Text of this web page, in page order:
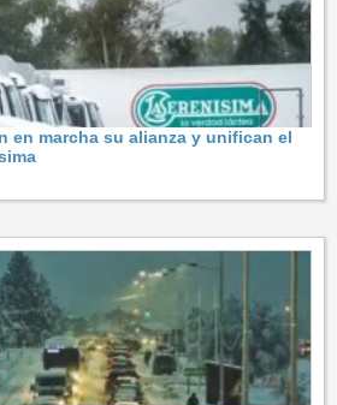
en marcha su alianza y unifican el